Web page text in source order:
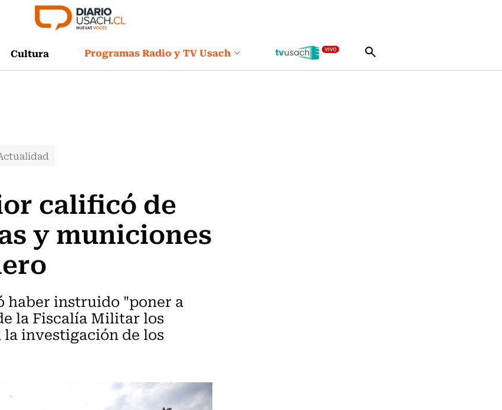
Cultura Programas Radio y TV Usach
calificó de
y municiones
haber instruido "poner a
la Fiscalía Militar los
investigación de los